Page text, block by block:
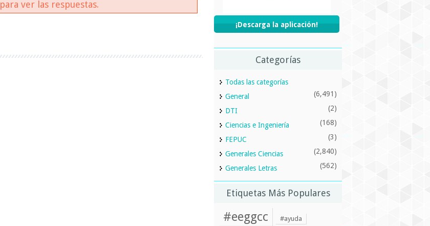
para ver las respuestas.
¡Descarga la aplicación!
Categorías
Todas las categorías
General
(6,491)
DTI (2)
Ciencias e Ingeniería (168)
FEPUC (3)
Generales Ciencias (2,840)
Generales Letras (562)
Etiquetas Más Populares
#eeggcc
#ayuda